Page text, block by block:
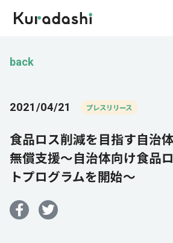
Top
Service
Food
Energy
Impact
Company
back
2021/04/21 プレスリリース
食品ロス削減を目指す自治
無償支援～自治体向け食品
トプログラムを開始～